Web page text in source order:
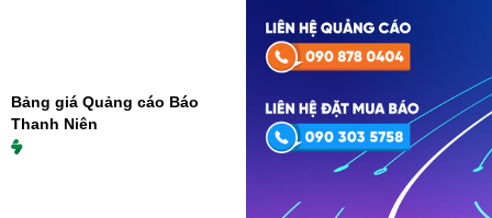
Bảng giá Quảng cáo Báo
Thanh Niên